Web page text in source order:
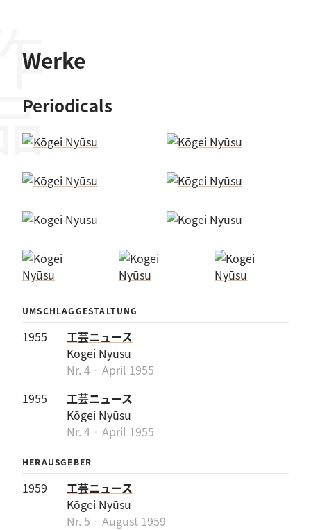
Werke
Periodicals
UMSCHLAGGESTALTUNG
1955
工芸ニュース
Kōgei Nyūsu
Nr. 4 · April 1955
1955
工芸ニュース
Kōgei Nyūsu
Nr. 4 · April 1955
HERAUSGEBER
1959
工芸ニュース
Kōgei Nyūsu
Nr. 5 · August 1959